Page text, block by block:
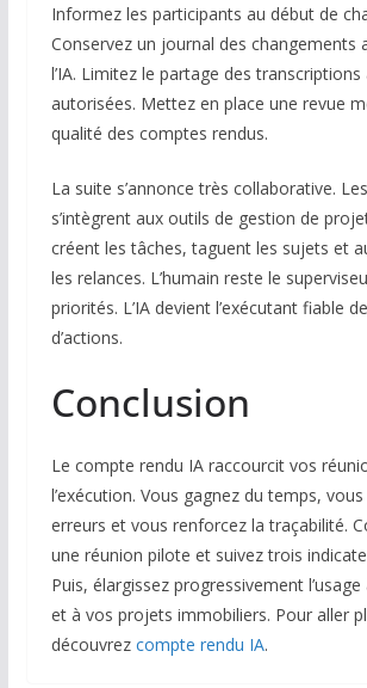
Informez les participants au début de
Conservez un journal des changements
l’IA. Limitez le partage des
autorisées. Mettez en place une revue
qualité des comptes rendus.
La suite s’annonce très collaborative.
s’intègrent aux outils de gestion de
créent les tâches, taguent les sujets et
les relances. L’humain reste le
priorités. L’IA devient l’exécutant fiable
d’actions.
Conclusion
Le compte rendu IA raccourcit vos
l’exécution. Vous gagnez du temps,
erreurs et vous renforcez la traçabilité.
une réunion pilote et suivez trois
Puis, élargissez progressivement
et à vos projets immobiliers. Pour aller
découvrez compte rendu IA.